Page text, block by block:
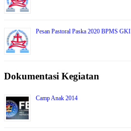
Pesan Pastoral Paska 2020 BPMS GKI
Dokumentasi Kegiatan
Camp Anak 2014